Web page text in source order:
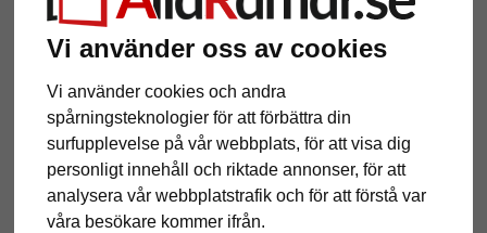
Vi använder oss av cookies
Vi använder cookies och andra
spårningsteknologier för att förbättra din
surfupplevelse på vår webbplats, för att visa dig
personligt innehåll och riktade annonser, för att
analysera vår webbplatstrafik och för att förstå var
våra besökare kommer ifrån.
Träram Figari med distanslist